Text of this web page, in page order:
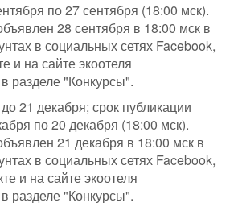
по 27 сентября (18:00 мск).
28 сентября в 18:00 мск в
в социальных сетях Facebook,
и на сайте экоотеля
в разделе "Конкурсы".
21 декабря; срок публикации
по 20 декабря (18:00 мск).
21 декабря в 18:00 мск в
в социальных сетях Facebook,
и на сайте экоотеля
в разделе "Конкурсы".